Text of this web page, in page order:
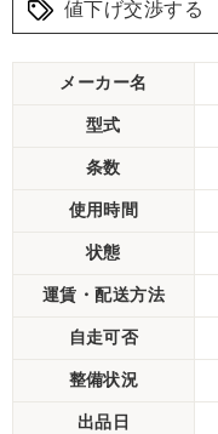
値下げ交渉する
メーカー名
型式
条数
使用時間
状態
運賃・配送方法
自走可否
整備状況
出品日